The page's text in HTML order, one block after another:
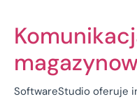
SoftwareStudio oferuje